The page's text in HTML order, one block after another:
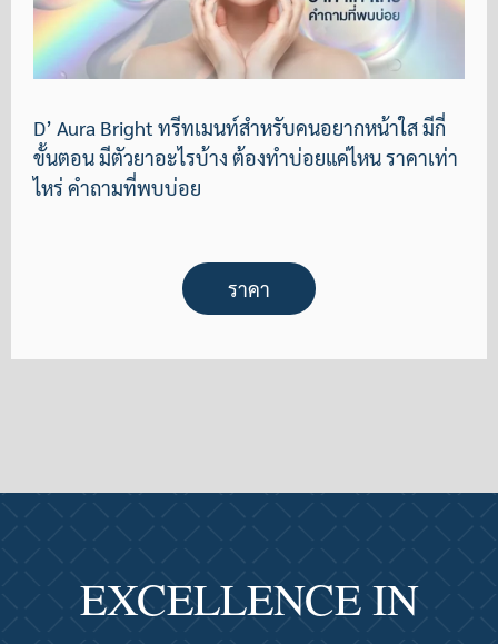
D’ Aura Bright ทรีทเมนท์สำหรับคนอยากหน้าใส มีกี่
ขั้นตอน มีตัวยาอะไรบ้าง ต้องทำบ่อยแค่ไหน ราคาเท่า
ไหร่ คำถามที่พบบ่อย
ราคา
EXCELLENCE IN